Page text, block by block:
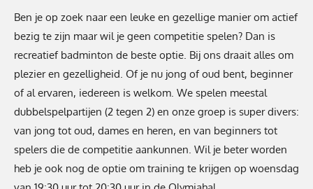
Ben je op zoek naar een leuke en gezellige manier om actief
bezig te zijn maar wil je geen competitie spelen? Dan is
recreatief badminton de beste optie. Bij ons draait alles om
plezier en gezelligheid. Of je nu jong of oud bent, beginner
of al ervaren, iedereen is welkom. We spelen meestal
dubbelspelpartijen (2 tegen 2) en onze groep is super divers:
van jong tot oud, dames en heren, en van beginners tot
spelers die de competitie aankunnen. Wil je beter worden
heb je ook nog de optie om training te krijgen op woensdag